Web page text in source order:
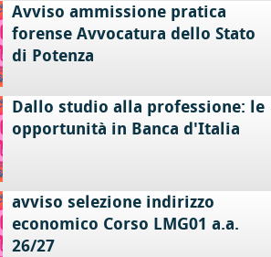
Avviso ammissione pratica
forense Avvocatura dello Stato
di Potenza
Dallo studio alla professione: le
opportunità in Banca d'Italia
avviso selezione indirizzo
economico Corso LMG01 a.a.
26/27